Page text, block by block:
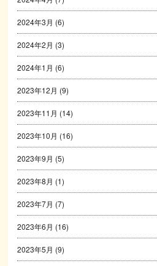
2024年3月 (6)
2024年2月 (3)
2024年1月 (6)
2023年12月 (9)
2023年11月 (14)
2023年10月 (16)
2023年9月 (5)
2023年8月 (1)
2023年7月 (7)
2023年6月 (16)
2023年5月 (9)